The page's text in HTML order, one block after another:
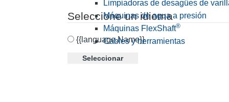
Seleccione un idioma
{{language.Name}}
Seleccionar
Limpiadoras de desagües de
Máquinas de agua a presión
Máquinas FlexShaft®
Cables y herramientas